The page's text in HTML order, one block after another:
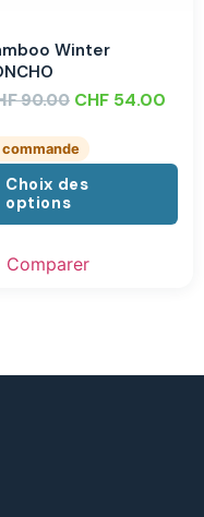
Winter
90.00 CHF 54.00
commande
Choix des
options
Comparer